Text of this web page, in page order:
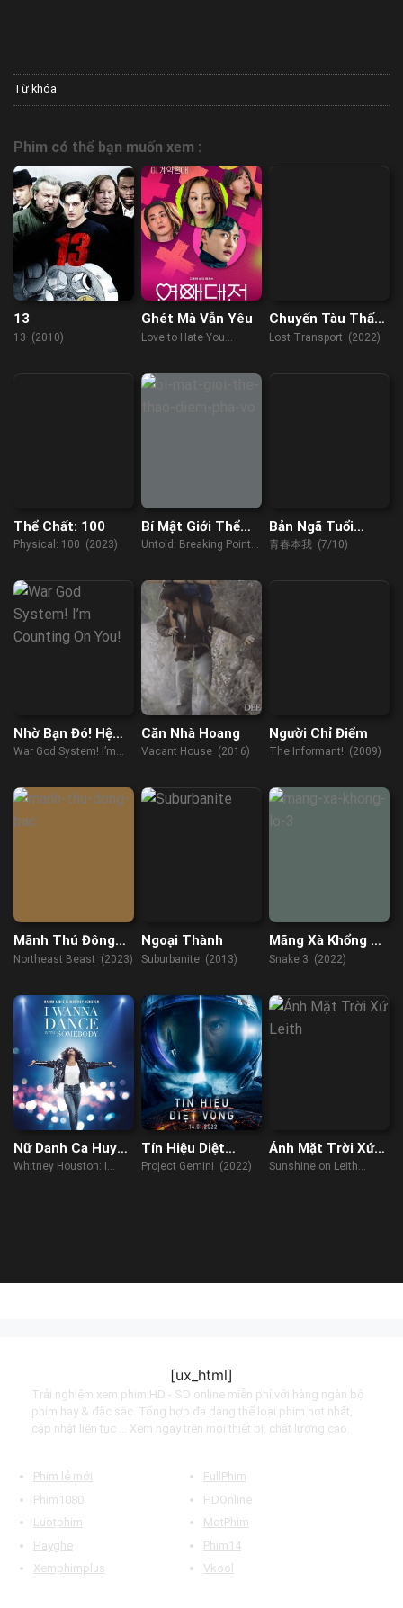
Từ khóa
Phim có thể bạn muốn xem :
13
13 (2010)
Ghét Mà Vẫn Yêu
Love to Hate You
Chuyến Tàu Thất
Lạc
Lost Transport (2022)
Thể Chất: 100
Physical: 100 (2023)
Bí Mật Giới Thể
Thao: Điểm Phá
Untold: Breaking Point
Bản Ngã Tuổi
Thanh Xuân
青春本我 (7/10)
Nhờ Bạn Đó! Hệ
Thống Chiến Thần
War God System! I’m
(2022)
Căn Nhà Hoang
Vacant House (2016)
Người Chỉ Điểm
The Informant! (2009)
Mãnh Thú Đông
Bắc
Northeast Beast (2023)
Ngoại Thành
Suburbanite (2013)
Mãng Xà Khổng Lồ
3
Snake 3 (2022)
Nữ Danh Ca Huyền
Thoại
Whitney Houston: I
Tín Hiệu Diệt
Vong
Project Gemini (2022)
Ánh Mặt Trời Xứ
Leith
Sunshine on Leith